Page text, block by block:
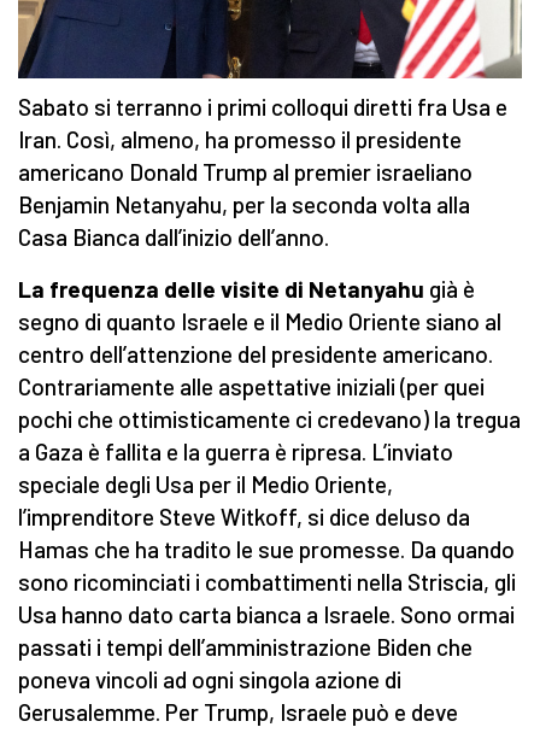
Sabato si terranno i primi colloqui diretti fra Usa e
Iran. Così, almeno, ha promesso il presidente
americano Donald Trump al premier israeliano
Benjamin Netanyahu, per la seconda volta alla
Casa Bianca dall’inizio dell’anno.
La frequenza delle visite di Netanyahu già è
segno di quanto Israele e il Medio Oriente siano al
centro dell’attenzione del presidente americano.
Contrariamente alle aspettative iniziali (per quei
pochi che ottimisticamente ci credevano) la tregua
a Gaza è fallita e la guerra è ripresa. L’inviato
speciale degli Usa per il Medio Oriente,
l’imprenditore Steve Witkoff, si dice deluso da
Hamas che ha tradito le sue promesse. Da quando
sono ricominciati i combattimenti nella Striscia, gli
Usa hanno dato carta bianca a Israele. Sono ormai
passati i tempi dell’amministrazione Biden che
poneva vincoli ad ogni singola azione di
Gerusalemme. Per Trump, Israele può e deve